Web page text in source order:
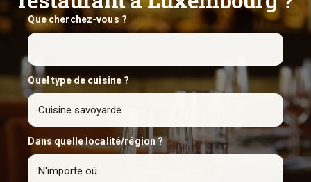
TOUS LES RESTAURANTS
Que cherchez-vous ?
Quel type de cuisine ?
Dans quelle localité/région ?